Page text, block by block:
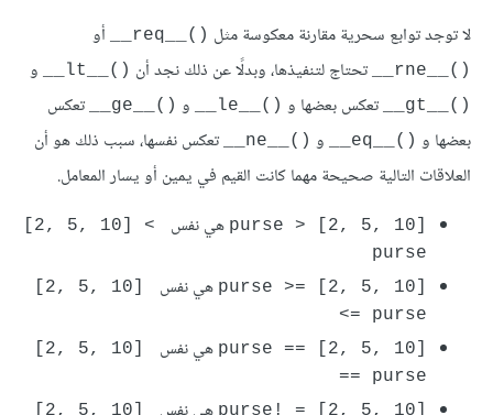
لا توجد توابع سحرية مقارنة معكوسة مثل ()__req__ أو
()__rne__ تحتاج لتنفيذها، وبدلًا عن ذلك نجد أن ()__lt__ و
()__gt__ تعكس بعضها و ()__le__ و ()__ge__
تعكس
بعضها و ()__eq__ و ()__ne__
تعكس نفسها، سبب ذلك هو أن
العلاقات التالية صحيحة مهما كانت القيم في يمين أو يسار المعامل.
purse > [2, 5, 10]‎ هي نفس
‎[2, 5, 10] <
purse
purse >= [2, 5, 10]‎ هي نفس
‎[2, 5, 10]
<= purse
purse == [2, 5, 10]‎ هي نفس
‎[2, 5, 10]
== purse
purse! = [2, 5, 10]‎
‎[2, 5, 10]